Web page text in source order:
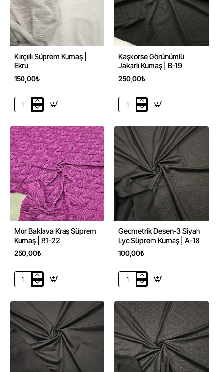
Kırçıllı Süprem Kumaş |
Ekru
150,00₺
Kırçıllı
Kumaş
|
Ekru
Kaşkorse Görünümlü
Jakarlı Kumaş | B-19
250,00₺
Kaşkorse
Jakarlı
Kumaş
B-
19
Mor Baklava Kraş Süprem
Kumaş | R1-22
250,00₺
Mor
Kraş
Süprem
Kumaş
|
R1-
22
Geometrik Desen-3 Siyah
Lyc Süprem Kumaş | A-18
100,00₺
Geometrik
3
Siyah
Lyc
Süprem
Kumaş
|
A-
18